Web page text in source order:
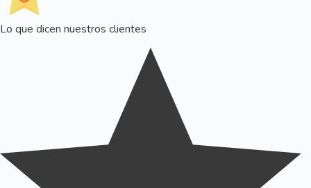
Lo que dicen nuestros clientes